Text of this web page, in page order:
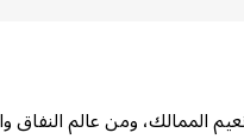
ومن عالم النفاق